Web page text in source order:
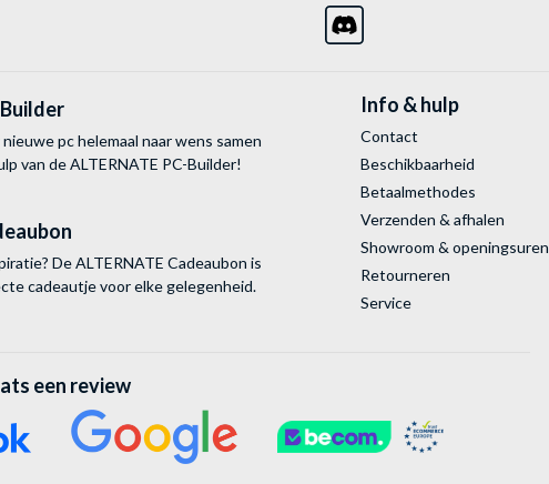
pc helemaal naar wens samen
van de ALTERNATE PC-Builder!
De ALTERNATE Cadeaubon is
cadeautje voor elke gelegenheid.
Info & hulp
Contact
Beschikbaarheid
Betaalmethodes
Verzenden & afhalen
Showroom & openingsuren
Retourneren
Service
een review